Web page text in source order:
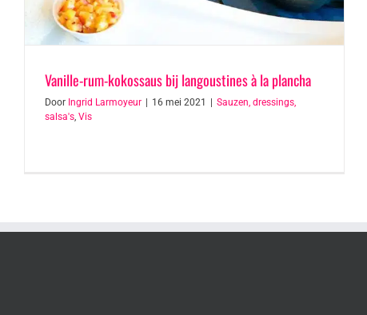
Vanille-rum-kokossaus bij langoustines à la plancha
Door Ingrid Larmoyeur 16 mei 2021
Sauzen, dressings,
salsa's, Vis